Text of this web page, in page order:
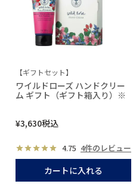
【ギフトセット】
ワイルドローズ ハンドクリー
ム ギフト（ギフト箱入り）※
¥3,630税込
4.75 4件のレビュー
カートに入れる